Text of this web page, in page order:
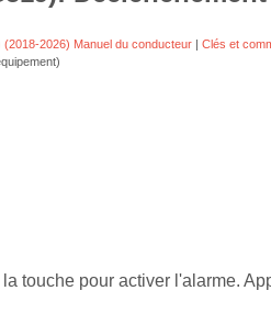
2026) Manuel du conducteur | Clés et
touche pour activer l'alarme.